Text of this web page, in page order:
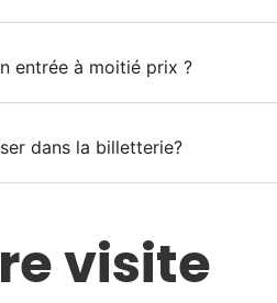
entrée à moitié prix ?
dans la billetterie?
visite